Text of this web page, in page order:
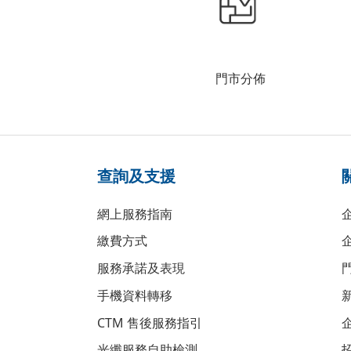
門市分佈
查詢及支援
網上服務指南
繳費方式
服務承諾及表現
手機資料轉移
CTM 售後服務指引